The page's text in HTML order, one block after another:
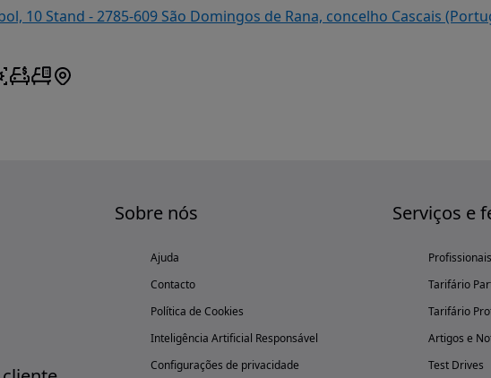
10 Stand - 2785-609 São Domingos de Rana, concelho Cascais
Sobre nós
Ajuda
Contacto
Política de Cookies
Inteligência Artificial Responsável
Configurações de privacidade
Serviços e
Tarifário
Tarifário
Artigos e
Test Drives